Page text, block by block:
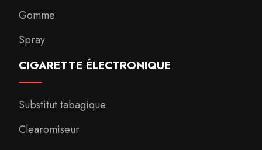
Gomme
Spray
CIGARETTE ÉLECTRONIQUE
Substitut tabagique
Clearomiseur